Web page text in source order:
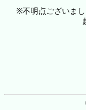
※不明点ございま